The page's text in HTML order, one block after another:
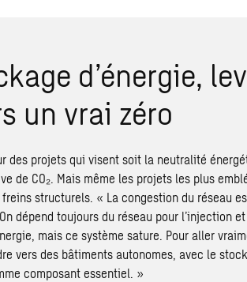
d’énergie,
un vrai zéro
des projets qui visent soit la neutralité
de CO₂. Mais même les projets les plus
structurels. « La congestion du réseau
dépend toujours du réseau pour l’injection
mais ce système sature. Pour aller
vers des bâtiments autonomes, avec le
composant essentiel. »